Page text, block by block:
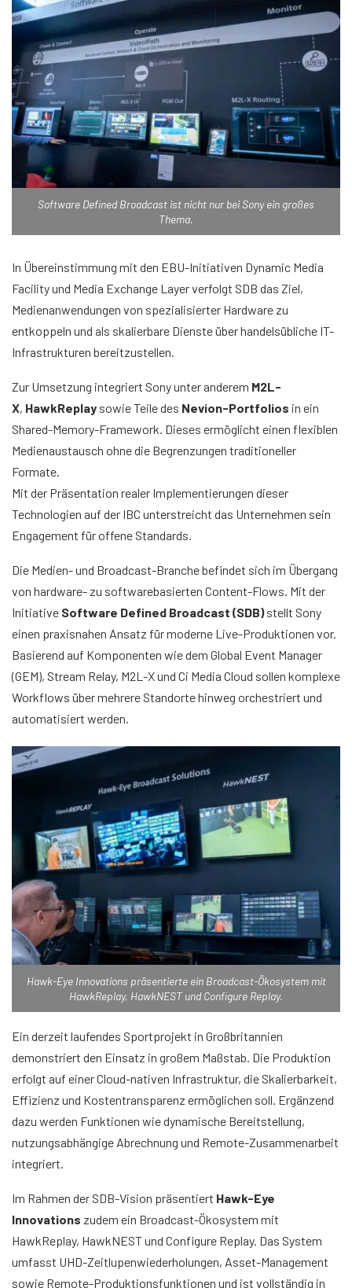
Software Defined Broadcast ist nicht nur bei Sony ein großes
Thema.
In Übereinstimmung mit den EBU-Initiativen Dynamic Media
Facility und Media Exchange Layer verfolgt SDB das Ziel,
Medienanwendungen von spezialisierter Hardware zu
entkoppeln und als skalierbare Dienste über handelsübliche IT-
Infrastrukturen bereitzustellen.
Zur Umsetzung integriert Sony unter anderem M2L-
X, HawkReplay sowie Teile des Nevion-Portfolios in ein
Shared-Memory-Framework. Dieses ermöglicht einen flexiblen
Medienaustausch ohne die Begrenzungen traditioneller
Formate.
Mit der Präsentation realer Implementierungen dieser
Technologien auf der IBC unterstreicht das Unternehmen sein
Engagement für offene Standards.
Die Medien- und Broadcast-Branche befindet sich im Übergang
von hardware- zu softwarebasierten Content-Flows. Mit der
Initiative Software Defined Broadcast (SDB)stellt Sony
einen praxisnahen Ansatz für moderne Live-Produktionen vor.
Basierend auf Komponenten wie dem Global Event Manager
(GEM), Stream Relay, M2L-X und Ci Media Cloud sollen komplexe
Workflows über mehrere Standorte hinweg orchestriert und
automatisiert werden.
Hawk-Eye Innovations präsentierte ein Broadcast-Ökosystem mit
HawkReplay, HawkNEST und Configure Replay.
Ein derzeit laufendes Sportprojekt in Großbritannien
demonstriert den Einsatz in großem Maßstab. Die Produktion
erfolgt auf einer Cloud-nativen Infrastruktur, die Skalierbarkeit,
Effizienz und Kostentransparenz ermöglichen soll. Ergänzend
dazu werden Funktionen wie dynamische Bereitstellung,
nutzungsabhängige Abrechnung und Remote-Zusammenarbeit
integriert.
Im Rahmen der SDB-Vision präsentiert Hawk-Eye
Innovations zudem ein Broadcast-Ökosystem mit
HawkReplay, HawkNEST und Configure Replay. Das System
umfasst UHD-Zeitlupenwiederholungen, Asset-Management
sowie Remote-Produktionsfunktionen und ist vollständig in